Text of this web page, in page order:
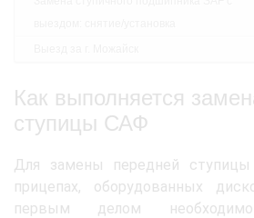
Как выполняется
ступицы САФ
Для замены передней ступицы
прицепах, оборудованных
первым делом необходимо